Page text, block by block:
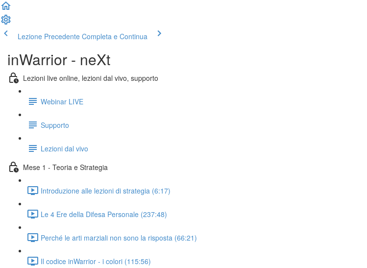
Lezione Precedente Completa e Continua
inWarrior - neXt
Lezioni live online, lezioni dal vivo, supporto
Webinar LIVE
Supporto
Lezioni dal vivo
Mese 1 - Teoria e Strategia
Introduzione alle lezioni di strategia (6:17)
Le 4 Ere della Difesa Personale (237:48)
Perché le arti marziali non sono la risposta (66:21)
Il codice inWarrior - i colori (115:56)